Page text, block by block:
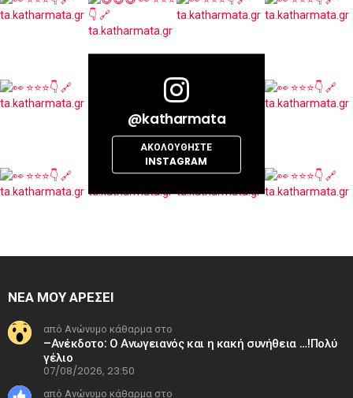
@katharmata
ΑΚΟΛΟΥΘΉΣΤΕ
INSTAGRAM
ΝΕΑ ΜΟΥ ΑΡΕΣΕΙ
από Ανώνυμο κάθαρμα στο
–Ανέκδοτο: Ο Ανωγειανός και η κακή συνήθεια …!Πολύ
γέλιο
07/08/2026, 23:50
από Ανώνυμο κάθαρμα στο